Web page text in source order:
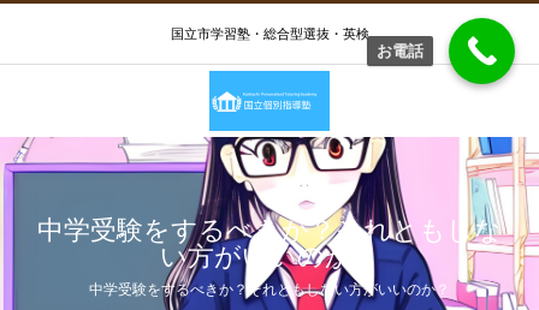
国立市学習塾・総合型選抜・英検
中学受験をするべきか？それともしな
い方がいいのか？
中学受験をするべきか？それともしない方がいいのか？
お電話